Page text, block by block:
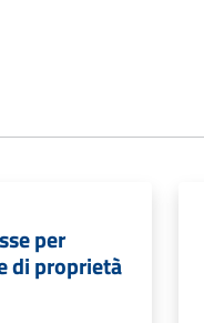
per
di proprietà